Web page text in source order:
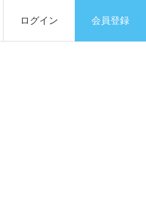
ログイン 会員登録